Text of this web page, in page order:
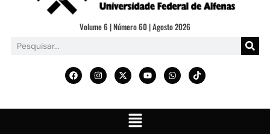
Volume 6 | Número 60 | Agosto 2026